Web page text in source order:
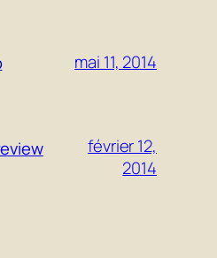
mai 11, 2014
février 12,
2014